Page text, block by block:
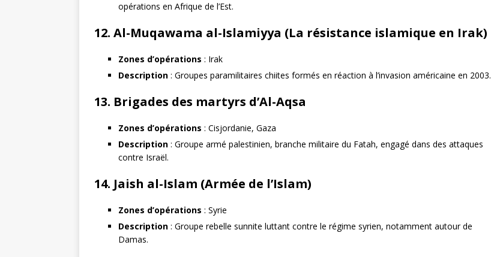
opérations en Afrique de l’Est.
12. Al-Muqawama al-Islamiyya (La résistance islamique en Irak)
Zones d’opérations : Irak
Description : Groupes paramilitaires chiites formés en réaction à l’invasion américaine en 2003.
13. Brigades des martyrs d’Al-Aqsa
Zones d’opérations : Cisjordanie, Gaza
Description : Groupe armé palestinien, branche militaire du Fatah, engagé dans des attaques
contre Israël.
14. Jaish al-Islam (Armée de l’Islam)
Zones d’opérations : Syrie
Description : Groupe rebelle sunnite luttant contre le régime syrien, notamment autour de
Damas.